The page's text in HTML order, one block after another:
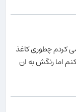
کردم چطوری کاغذ
اما رنگش به ان